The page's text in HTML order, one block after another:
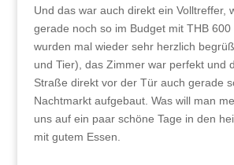
Und das war auch direkt ein Volltreffer,
gerade noch so im Budget mit THB 600
wurden mal wieder sehr herzlich
und Tier), das Zimmer war perfekt und
Straße direkt vor der Tür auch gerade
Nachtmarkt aufgebaut. Was will man
uns auf ein paar schöne Tage in den
mit gutem Essen.